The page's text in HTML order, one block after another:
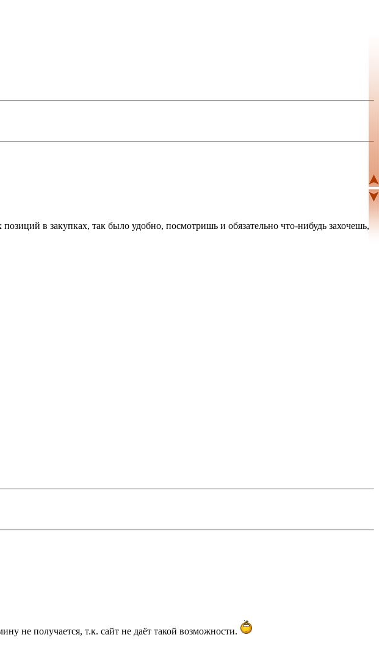
в закупках, так было удобно, посмотришь и обязательно что-нибудь захочешь,
не получается, т.к. сайт не даёт такой возможности.